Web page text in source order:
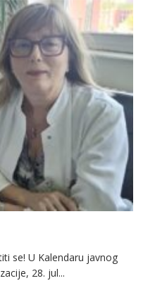
se! U Kalendaru javnog
28. jul...